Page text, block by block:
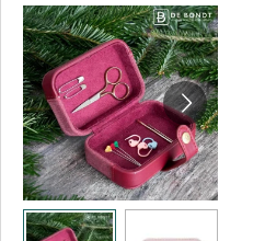
hoofdinhoud